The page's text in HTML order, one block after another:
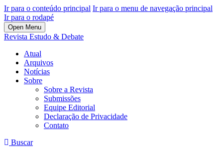
Ir para o conteúdo principal Ir para o menu de navegação principal
Ir para o rodapé
Open Menu
Revista Estudo & Debate
Atual
Arquivos
Notícias
Sobre
Sobre a Revista
Submissões
Equipe Editorial
Declaração de Privacidade
Contato
Buscar